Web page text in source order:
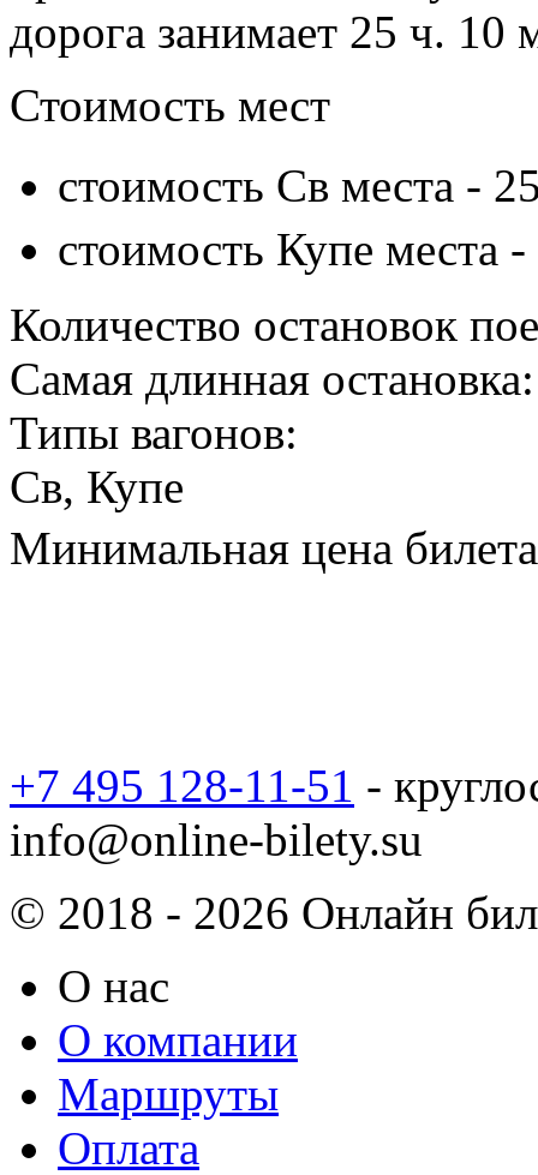
дорога занимает 25 ч. 10
Стоимость мест
стоимость Св места -
стоимость Купе места -
Количество остановок
Самая длинная остановка:
Типы вагонов:
Св, Купе
Минимальная цена билета
+7 495 128-11-51 -
info@online-bilety.su
© 2018 - 2026 Онлайн
О нас
О компании
Маршруты
Оплата